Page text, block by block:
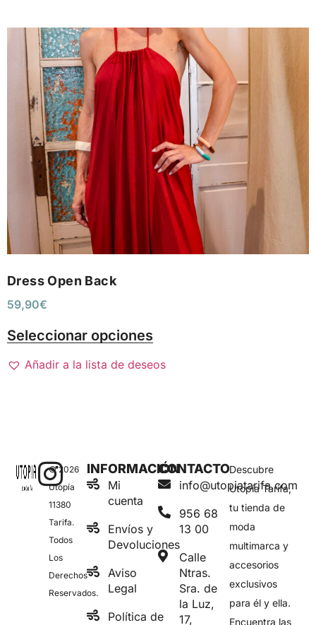
Dress Open Back
59,90€
Seleccionar opciones
Añadir a la lista de deseos
© 2026
Utopía
11380
Tarifa.
Todos
Los
Derechos
Reservados.
Descubre
Utopía Tarifa,
tu tienda de
moda
multimarca y
accesorios
exclusivos
para él y ella.
Encuentra las
CONTACTO
info@utopiatarifa.com
956 68
13 00
Calle
Ntras.
Sra. de
la Luz,
17,
INFORMACIÓN
Mi
cuenta
Envíos y
Devoluciones
Aviso
Legal
Política de